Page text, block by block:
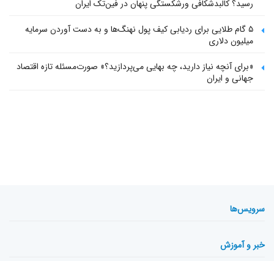
رسید؟ کالبدشکافی ورشکستگی پنهان در فین‌تک ایران
۵ گام طلایی برای ردیابی کیف پول‌ نهنگ‌ها و به دست آوردن سرمایه
میلیون دلاری
«برای آنچه نیاز دارید، چه بهایی می‌پردازید؟» صورت‌مسئله تازه اقتصاد
جهانی و ایران
سرویس‌ها
خبر و آموزش